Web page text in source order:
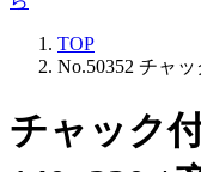
TOP
No.50352 チャ
チャック